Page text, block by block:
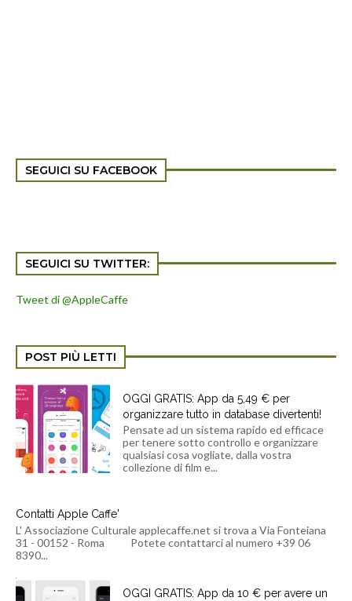
SEGUICI SU FACEBOOK
SEGUICI SU TWITTER:
Tweet di @AppleCaffe
POST PIÙ LETTI
OGGI GRATIS: App da 5,49 € per
organizzare tutto in database divertenti!
Pensate ad un sistema rapido ed efficace
per tenere sotto controllo e organizzare
qualsiasi cosa vogliate, dalla vostra
collezione di film e...
Contatti Apple Caffe'
L' Associazione Culturale applecaffe.net si trova a Via Fonteiana
31 - 00152 - Roma Potete contattarci al numero +39 06
8390...
OGGI GRATIS: App da 10 € per avere un